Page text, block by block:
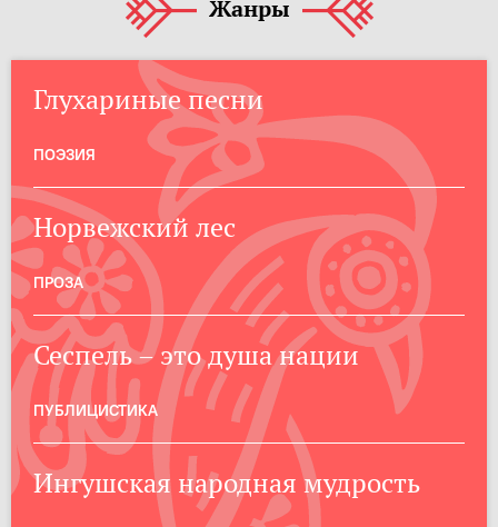
Жанры
Глухариные песни
ПОЭЗИЯ
Норвежский лес
ПРОЗА
Сеспель – это душа нации
ПУБЛИЦИСТИКА
Ингушская народная мудрость